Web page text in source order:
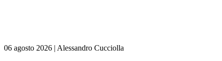
06 agosto 2026 | Alessandro Cucciolla